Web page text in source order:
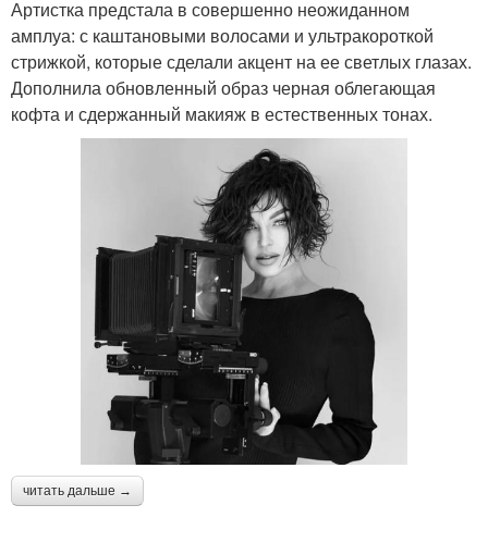
Артистка предстала в совершенно неожиданном
амплуа: с каштановыми волосами и ультракороткой
стрижкой, которые сделали акцент на ее светлых глазах.
Дополнила обновленный образ черная облегающая
кофта и сдержанный макияж в естественных тонах.
читать дальше →